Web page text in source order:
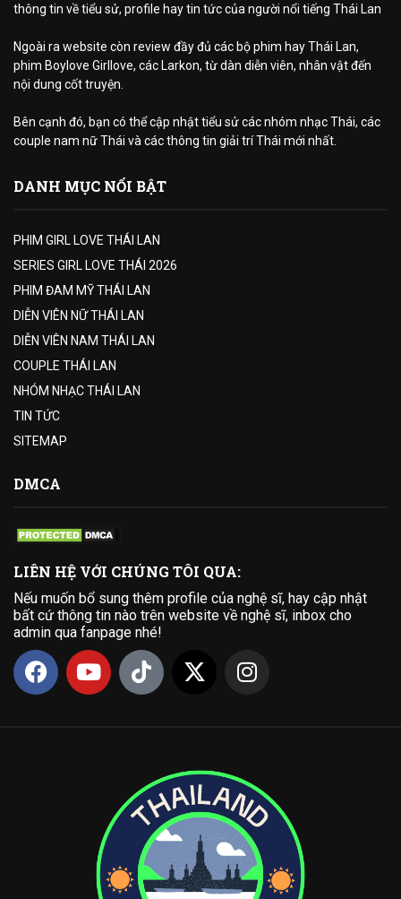
thông tin về tiểu sử, profile hay tin tức của người nổi tiếng Thái Lan
Ngoài ra website còn review đầy đủ các bộ phim hay Thái Lan,
phim Boylove Girllove, các Larkon, từ dàn diễn viên, nhân vật đến
nội dung cốt truyện.
Bên cạnh đó, bạn có thể cập nhật tiểu sử các nhóm nhạc Thái, các
couple nam nữ Thái và các thông tin giải trí Thái mới nhất.
DANH MỤC NỔI BẬT
PHIM GIRL LOVE THÁI LAN
SERIES GIRL LOVE THÁI 2026
PHIM ĐAM MỸ THÁI LAN
DIỄN VIÊN NỮ THÁI LAN
DIỄN VIÊN NAM THÁI LAN
COUPLE THÁI LAN
NHÓM NHẠC THÁI LAN
TIN TỨC
SITEMAP
DMCA
LIÊN HỆ VỚI CHÚNG TÔI QUA:
Nếu muốn bổ sung thêm profile của nghệ sĩ, hay cập nhật
bất cứ thông tin nào trên website về nghệ sĩ, inbox cho
admin qua fanpage nhé!